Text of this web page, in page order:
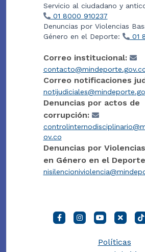
Servicio al ciudadano y
01 8000 910237
Denuncias por Violencias
Género en el Deporte:
01
Correo institucional:
Correo notificaciones
Denuncias por actos de
corrupción:
ov.co
Denuncias por
en Género en el
Políticas